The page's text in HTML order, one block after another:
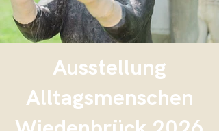
Ausstellung
Alltagsmenschen